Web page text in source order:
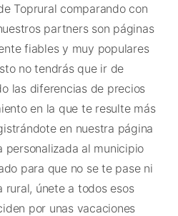
Toprural comparando con
partners son páginas
fiables y muy populares
no tendrás que ir de
las diferencias de precios
en la que te resulte más
en nuestra página
personalizada al municipio
para que no se te pase ni
rural, únete a todos esos
por unas vacaciones